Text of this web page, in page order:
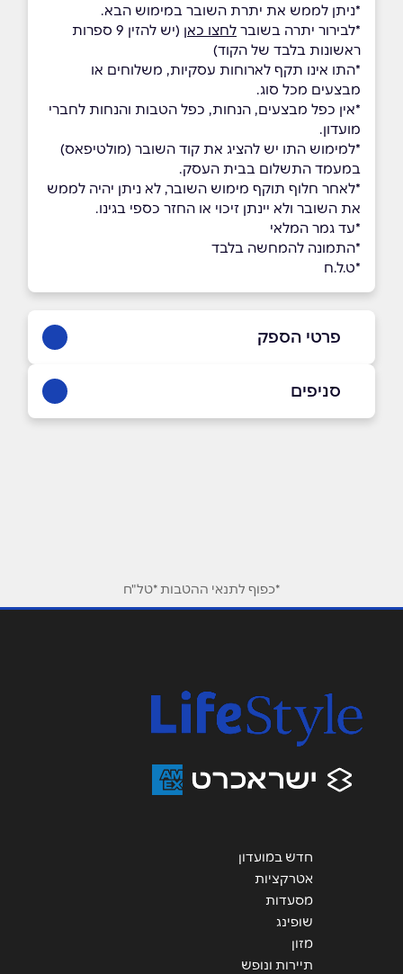
*ניתן לממש את יתרת השובר במימוש הבא.
*לבירור יתרה בשובר לחצו כאן
(יש להזין 9 ספרות
ראשונות בלבד של הקוד)
*התו אינו תקף לארוחות עסקיות, משלוחים או
מבצעים מכל סוג.
*אין כפל מבצעים, הנחות, כפל הטבות והנחות לחברי
מועדון.
*למימוש התו יש להציג את קוד השובר (מולטיפאס)
במעמד התשלום בבית העסק.
*לאחר חלוף תוקף מימוש השובר, לא ניתן יהיה לממש
את השובר ולא יינתן זיכוי או החזר כספי בגינו.
*עד גמר המלאי
*התמונה להמחשה בלבד
*ט.ל.ח
פרטי הספק
באתר
אנא חזרו אלי בקשר ל...
סניפים
*כפוף לתנאי ההטבות *טל"ח
חדש במועדון
אטרקציות
מסעדות
שופינג
מזון
תיירות ונופש